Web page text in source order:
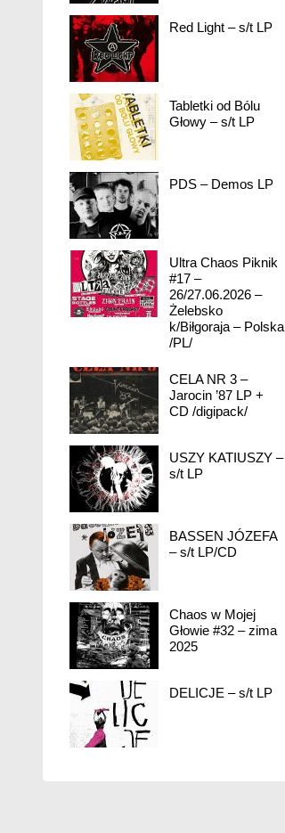
Red Light – s/t LP
Tabletki od Bólu
Głowy – s/t LP
PDS – Demos LP
Ultra Chaos Piknik
#17 –
26/27.06.2026 –
Żelebsko
k/Biłgoraja – Polska
/PL/
CELA NR 3 –
Jarocin ’87 LP +
CD /digipack/
USZY KATIUSZY –
s/t LP
BASSEN JÓZEFA
– s/t LP/CD
Chaos w Mojej
Głowie #32 – zima
2025
DELICJE – s/t LP